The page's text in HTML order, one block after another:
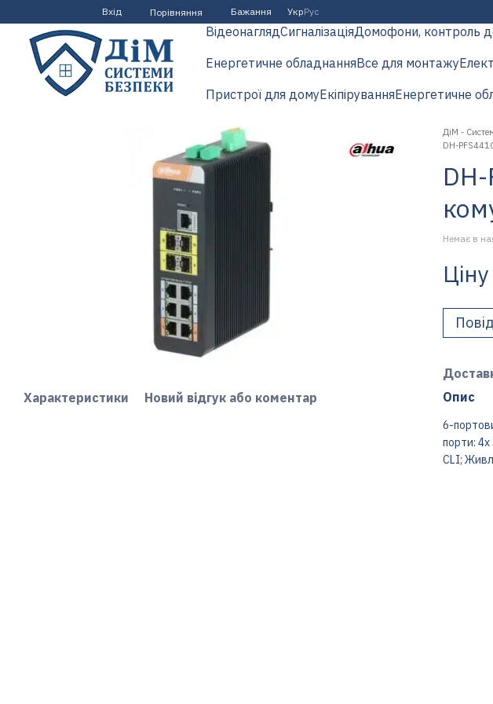
Перейти до основного контенту
Вхід Порівняння Бажання УкрРус
ВідеонаглядСигналізаціяДомофони, контроль
Енергетичне обладнанняВсе для монтажу
Пристрої для домуЕкіпіруванняЕнергетичне
Характеристики Новий відгук або коментар
ДіМ -
DH-
Немає в
Опис
6-
порти: 4x
CLI;